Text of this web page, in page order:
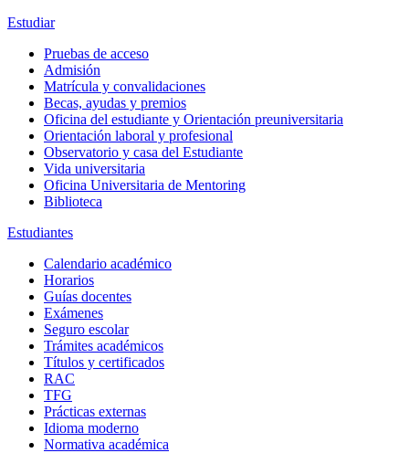
Estudiar
Pruebas de acceso
Admisión
Matrícula y convalidaciones
Becas, ayudas y premios
Oficina del estudiante y Orientación preuniversitaria
Orientación laboral y profesional
Observatorio y casa del Estudiante
Vida universitaria
Oficina Universitaria de Mentoring
Biblioteca
Estudiantes
Calendario académico
Horarios
Guías docentes
Exámenes
Seguro escolar
Trámites académicos
Títulos y certificados
RAC
TFG
Prácticas externas
Idioma moderno
Normativa académica